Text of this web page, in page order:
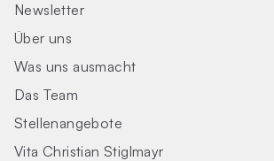
Newsletter
Über uns
Was uns ausmacht
Das Team
Stellenangebote
Vita Christian Stiglmayr